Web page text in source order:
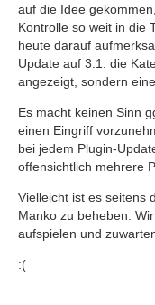
auf die Idee
Kontrolle so weit in die
heute darauf
Update auf 3.1. die
angezeigt, sondern
Es macht keinen Sinn
einen Eingriff
bei jedem Plugin-
offensichtlich mehrere
Vielleicht ist es seitens
Manko zu beheben.
aufspielen und
:(